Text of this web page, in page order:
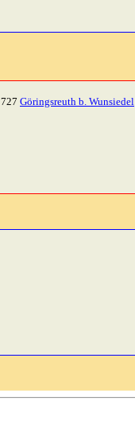
Göringsreuth b. Wunsiedel